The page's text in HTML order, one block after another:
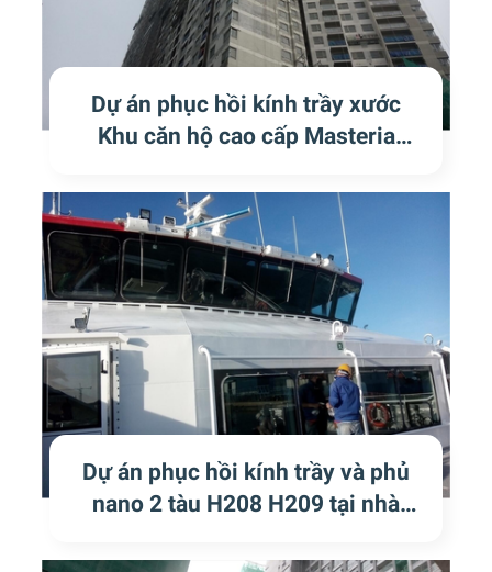
Dự án phục hồi kính trầy xước
Khu căn hộ cao cấp Masteria
Dự án phục hồi kính trầy và phủ
nano 2 tàu H208 H209 tại nhà